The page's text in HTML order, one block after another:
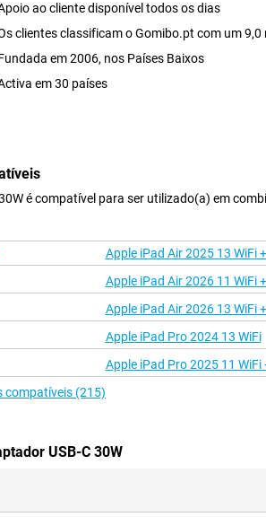
ao cliente disponível todos os dias
clientes classificam o Gomibo.pt com um 9,0
em 2006, nos Países Baixos
em 30 países
é compatível para ser utilizado(a) em
Apple iPad Air 2025 13 WiFi
Apple iPad Air 2026 11 WiFi
Apple iPad Air 2026 13 WiFi
Apple iPad Pro 2024 13 WiFi
Apple iPad Pro 2025 11 WiFi
compatíveis (215)
USB-C 30W